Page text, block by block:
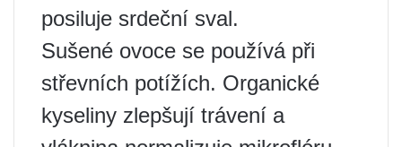
posiluje srdeční sval.
Sušené ovoce se používá při
střevních potížích. Organické
kyseliny zlepšují trávení a